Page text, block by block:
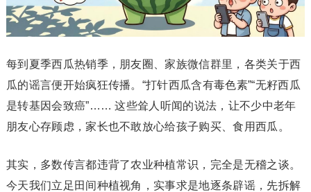
每到夏季西瓜热销季，朋友圈、家族微信群里，各类关于西
瓜的谣言便开始疯狂传播。“打针西瓜含有毒色素”“无籽西瓜
是转基因会致癌”…… 这些耸人听闻的说法，让不少中老年
朋友心存顾虑，家长也不敢放心给孩子购买、食用西瓜。
其实，多数传言都违背了农业种植常识，完全是无稽之谈。
今天我们立足田间种植视角，实事求是地逐条辟谣，先拆解